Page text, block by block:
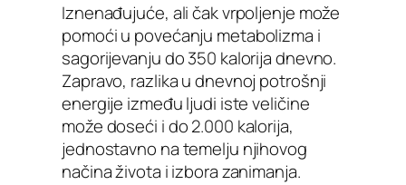
Iznenađujuće, ali čak vrpoljenje može
pomoći u povećanju metabolizma i
sagorijevanju do 350 kalorija dnevno.
Zapravo, razlika u dnevnoj potrošnji
energije između ljudi iste veličine
može doseći i do 2.000 kalorija,
jednostavno na temelju njihovog
načina života i izbora zanimanja.